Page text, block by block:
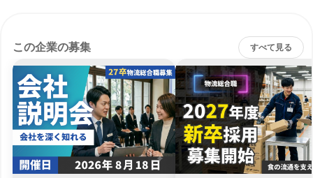
この企業の募集 すべて見る